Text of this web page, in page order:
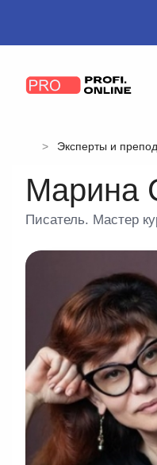
Эксперты и
Марина
Писатель. Мастер